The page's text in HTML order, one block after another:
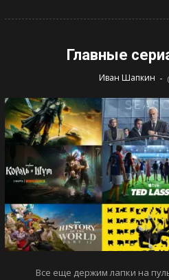
Главные
Иван Шапкин -
Все еще держим лапки на